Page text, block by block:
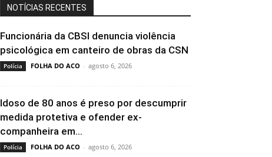
NOTÍCIAS RECENTES
Funcionária da CBSI denuncia violência
psicológica em canteiro de obras da CSN
Polícia FOLHA DO ACO - agosto 6, 2026
Idoso de 80 anos é preso por descumprir
medida protetiva e ofender ex-
companheira em...
Polícia FOLHA DO ACO - agosto 6, 2026